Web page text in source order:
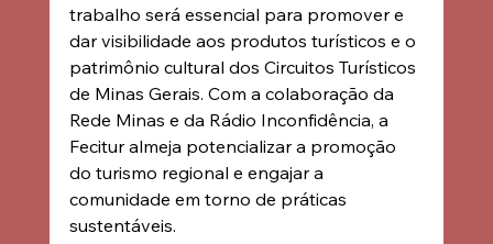
trabalho será essencial para promover e
dar visibilidade aos produtos turísticos e o
patrimônio cultural dos Circuitos Turísticos
de Minas Gerais. Com a colaboração da
Rede Minas e da Rádio Inconfidência, a
Fecitur almeja potencializar a promoção
do turismo regional e engajar a
comunidade em torno de práticas
sustentáveis.